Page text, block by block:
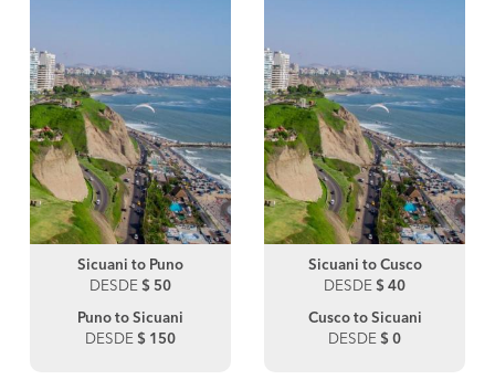
Sicuani to Puno
DESDE $ 50
Puno to Sicuani
DESDE $ 150
Sicuani to Cusco
DESDE $ 40
Cusco to Sicuani
DESDE $ 0